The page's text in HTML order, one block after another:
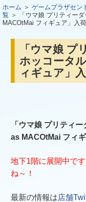
ホーム ＞ ゲームプラザセン
覧 ＞ 「ウマ娘 プリティー
MACOtMai フィギュア」入
「ウマ娘 プ
ホッコータ
ィギュア」
「ウマ娘 プリティ
as MACOtMai フィ
地下1階に展開中で
ね～！
最新の情報は店舗